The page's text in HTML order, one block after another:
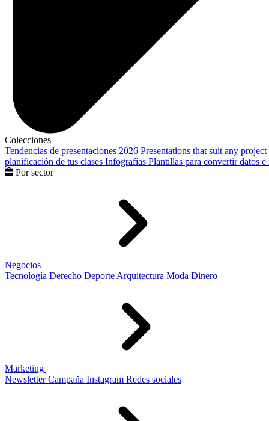
Colecciones
Tendencias de presentaciones 2026 Presentations that suit any project
planificación de tus clases Infografías Plantillas para convertir datos
Por sector
Negocios
Tecnología Derecho Deporte Arquitectura Moda Dinero
Marketing
Newsletter Campaña Instagram Redes sociales